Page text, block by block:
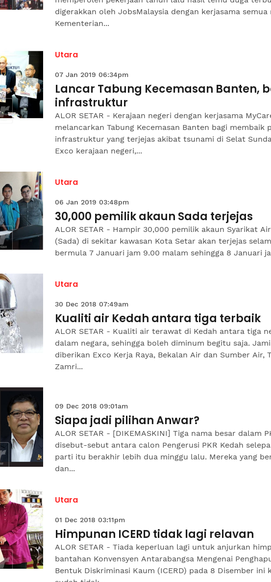
digerakkan oleh JobsMalaysia dengan kerjasama semua
Kementerian...
Utara
07 Jan 2019 06:34pm
Lancar Tabung Kecemasan Banten,
infrastruktur
ALOR SETAR - Kerajaan negeri dengan kerjasama
melancarkan Tabung Kecemasan Banten bagi membaik
infrastruktur yang terjejas akibat tsunami di Selat
Exco kerajaan negeri,...
Utara
06 Jan 2019 03:48pm
30,000 pemilik akaun Sada terjejas
ALOR SETAR - Hampir 30,000 pemilik akaun Syarikat
(Sada) di sekitar kawasan Kota Setar akan terjejas
bermula 7 Januari jam 9.00 malam sehingga 8 Januari
Utara
30 Dec 2018 07:49am
Kualiti air Kedah antara tiga terbaik
ALOR SETAR - Kualiti air terawat di Kedah antara tiga
dalam negara, sehingga boleh diminum begitu saja.
diberikan Exco Kerja Raya, Bekalan Air dan Sumber Air,
Zamri...
09 Dec 2018 09:01am
Siapa jadi pilihan Anwar?
ALOR SETAR - [DIKEMASKINI] Tiga nama besar dalam
disebut-sebut antara calon Pengerusi PKR Kedah
parti itu berakhir lebih dua minggu lalu. Mereka yang
dan...
Utara
01 Dec 2018 03:11pm
Himpunan ICERD tidak lagi relavan
ALOR SETAR - Tiada keperluan lagi untuk anjurkan
bantahan Konvensyen Antarabangsa Mengenai
Bentuk Diskriminasi Kaum (ICERD) pada 8 Disember ini